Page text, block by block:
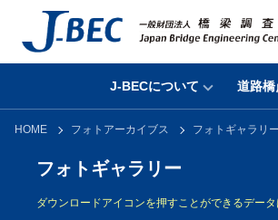
J-BECについて 道路
HOME フォトアーカイブス フォトギャラリ
フォトギャラリー
ダウンロードアイコンを押すことができるデータ